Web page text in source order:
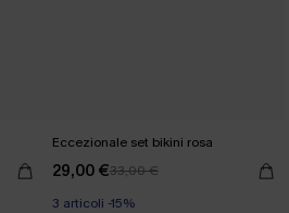
Eccezionale set bikini rosa
29,00 €33,00 €
3 articoli -15%